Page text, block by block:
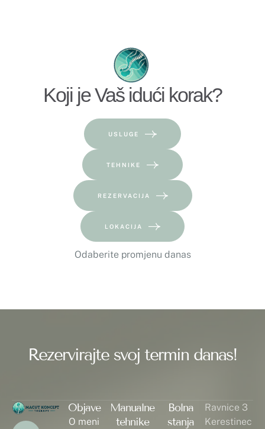
Koji je Vaš idući korak?
USLUGE
TEHNIKE
REZERVACIJA
LOKACIJA
Odaberite promjenu danas
Rezervirajte svoj termin danas!
Objave
O meni
Manualne
tehnike
Bolna
stanja
Ravnice 3
Kerestinec